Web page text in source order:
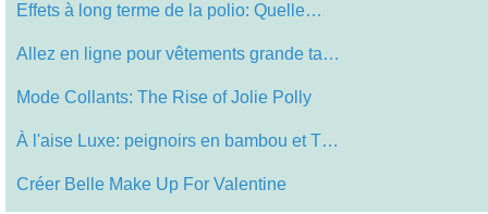
Effets à long terme de la polio: Quelle…
Allez en ligne pour vêtements grande ta…
Mode Collants: The Rise of Jolie Polly
À l'aise Luxe: peignoirs en bambou et T…
Créer Belle Make Up For Valentine